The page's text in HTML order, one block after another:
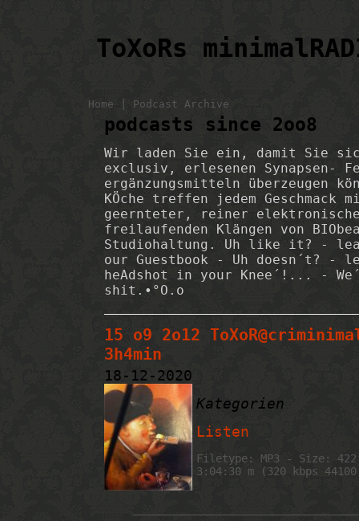
ToXoRs
Home Podcast Archive
podcasts since 2oo8
Wir laden Sie ein, damit Sie
exclusiv, erlesenen Synapsen-
ergänzungsmitteln überzeugen
KÖche treffen jedem Geschmack
geernteter, reiner
freilaufenden Klängen von
Studiohaltung. Uh like it? -
our Guestbook - Uh doesn´t? -
heAdshot in your Knee´!... -
shit.•°O.o
15 o9 2o12
3h4min
18-12-2020
Kategorien
Listen
Filetype: MP3 - Size:
3:04:30 m (320 kbps